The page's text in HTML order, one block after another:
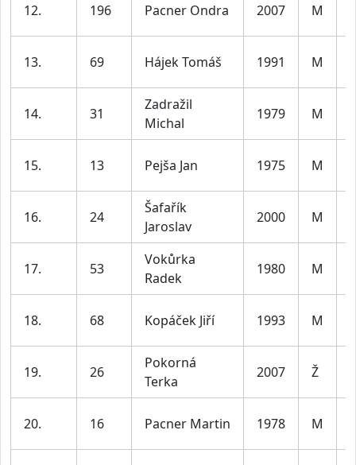
12. 196 Pacner Ondra 2007 M
13. 69 Hájek Tomáš 1991 M
14. 31
Zadražil
Michal
1979 M
15. 13 Pejša Jan 1975 M
16. 24
Šafařík
Jaroslav
2000 M
17. 53
Vokůrka
Radek
1980 M
18. 68 Kopáček Jiří 1993 M
19. 26
Pokorná
Terka
2007 Ž
20. 16 Pacner Martin 1978 M